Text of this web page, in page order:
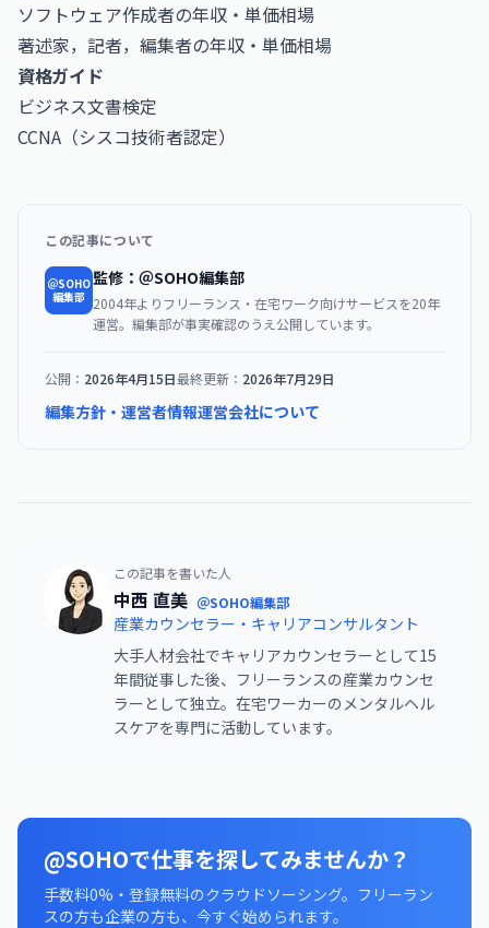
ソフトウェア作成者の年収・単価相場
著述家，記者，編集者の年収・単価相場
資格ガイド
ビジネス文書検定
CCNA（シスコ技術者認定）
この記事について
＠SOHO
編集部
監修：＠SOHO編集部
2004年よりフリーランス・在宅ワーク向けサービスを20年
運営。編集部が事実確認のうえ公開しています。
公開： 2026年4月15日最終更新： 2026年7月29日
編集方針・運営者情報運営会社について
この記事を書いた人
中西 直美 ＠SOHO編集部
産業カウンセラー・キャリアコンサルタント
大手人材会社でキャリアカウンセラーとして15
年間従事した後、フリーランスの産業カウンセ
ラーとして独立。在宅ワーカーのメンタルヘル
スケアを専門に活動しています。
@SOHOで仕事を探してみませんか？
手数料0%・登録無料のクラウドソーシング。フリーラン
スの方も企業の方も、今すぐ始められます。